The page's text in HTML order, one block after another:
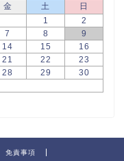
金 土
日
1
2
7 8
9
14 15
16
21 22
23
28 29
30
免責事項